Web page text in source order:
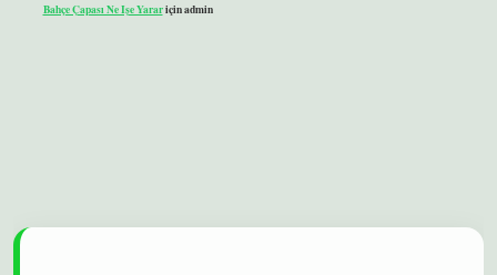
Bahçe Çapası Ne Işe Yarariçinadmin